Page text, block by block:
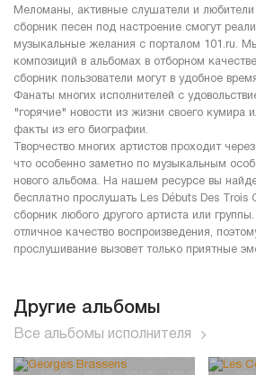
Меломаны, активные слушатели и любители
сборник песен под настроение смогут
музыкальные желания с порталом 101.ru.
композиций в альбомах в отборном
сборник пользователи могут в удобное
Фанаты многих исполнителей с
"горячие" новости из жизни своего кумира
факты из его биографии.
Творчество многих артистов проходит
что особенно заметно по музыкальным
нового альбома. На нашем ресурсе вы
бесплатно прослушать Les Débuts Des Trois
сборник любого другого артиста или
отличное качество воспроизведения,
прослушивание вызовет только приятные
Другие альбомы
Все альбомы исполнителя